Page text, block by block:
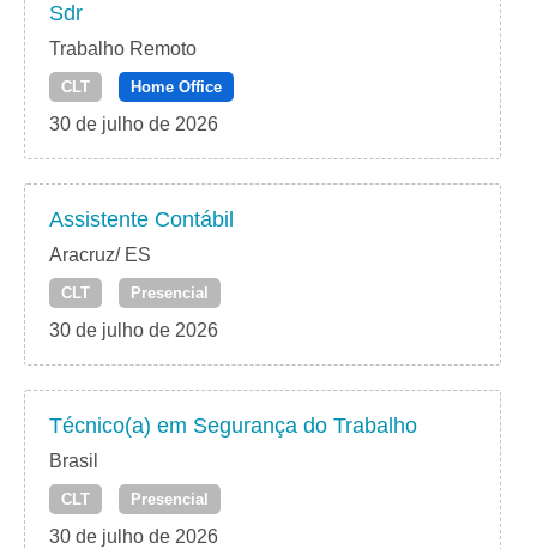
Sdr
Trabalho Remoto
CLT Home Office
30 de julho de 2026
Assistente Contábil
Aracruz/ ES
CLT Presencial
30 de julho de 2026
Técnico(a) em Segurança do Trabalho
Brasil
CLT Presencial
30 de julho de 2026